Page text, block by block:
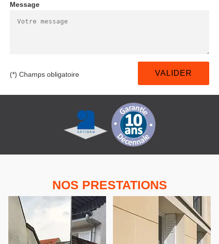
Message
(*) Champs obligatoire
NOS PRESTATIONS